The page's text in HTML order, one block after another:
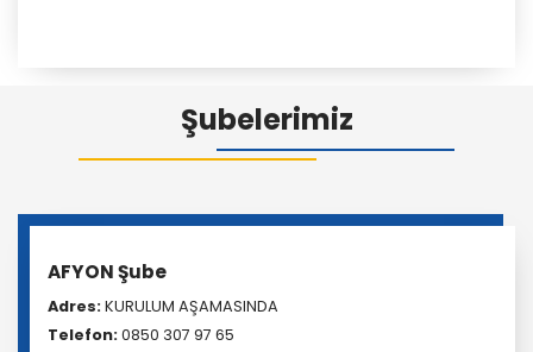
Şubelerimiz
AFYON Şube
Adres: KURULUM AŞAMASINDA
Telefon: 0850 307 97 65